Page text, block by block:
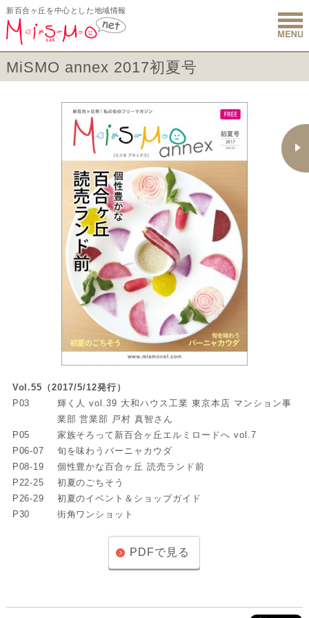
新百合ヶ丘を中心とした地域情報
新百合ヶ
MiSMO annex 2017初夏号
Vol.55（2017/5/12発行）
P03
輝く人 vol.39 大和ハウス工業 東京本店 マンション事
業部 営業部 戸村 真智さん
P05
家族そろって新百合ヶ丘エルミロードへ vol.7
P06-07
旬を味わうバーニャカウダ
P08-19
個性豊かな百合ヶ丘 読売ランド前
P22-25
初夏のごちそう
P26-29
初夏のイベント＆ショップガイド
P30
街角ワンショット
PDFで見る